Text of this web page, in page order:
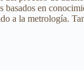
en
a la metrología.